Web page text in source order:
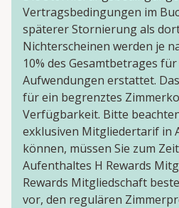
Vertragsbedingungen im
späterer Stornierung als
Nichterscheinen werden je
10% des Gesamtbetrages
Aufwendungen erstattet.
für ein begrenztes
Verfügbarkeit. Bitte
exklusiven Mitgliedertarif in
können, müssen Sie zum
Aufenthaltes H Rewards
Rewards Mitgliedschaft
vor, den regulären